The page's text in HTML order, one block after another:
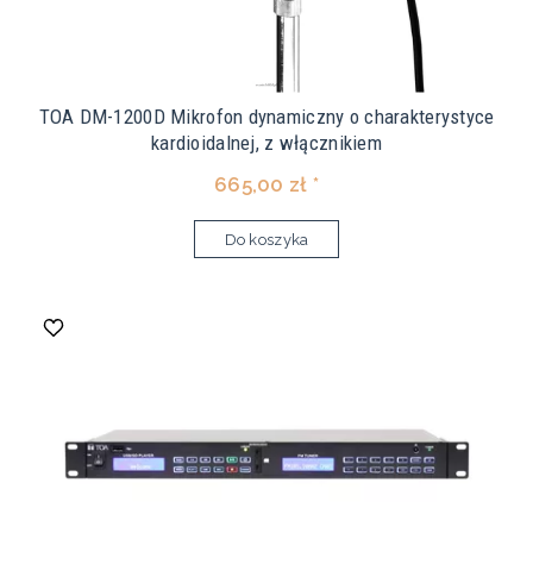
TOA DM-1200D Mikrofon dynamiczny o charakterystyce
kardioidalnej, z włącznikiem
665,00 zł *
Do koszyka